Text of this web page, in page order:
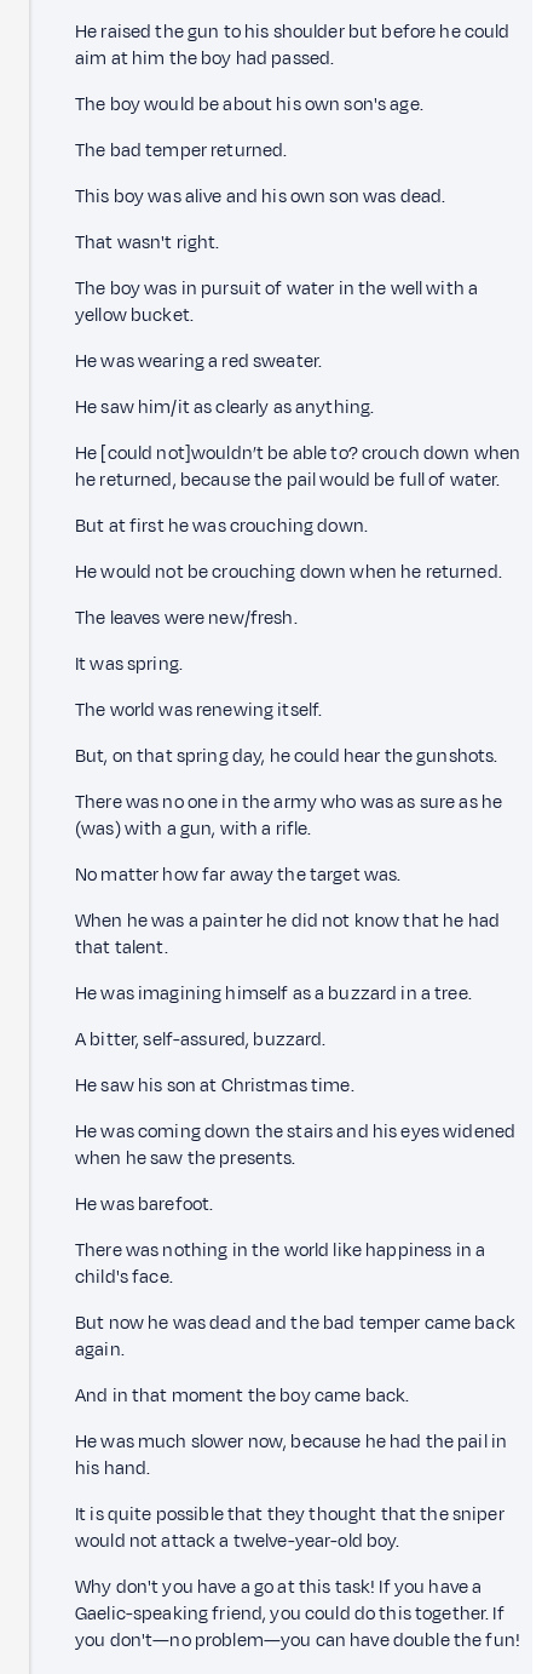
He raised the gun to his shoulder but before he could
aim at him the boy had passed.
The boy would be about his own son's age.
The bad temper returned.
This boy was alive and his own son was dead.
That wasn't right.
The boy was in pursuit of water in the well with a
yellow bucket.
He was wearing a red sweater.
He saw him/it as clearly as anything.
He [could not]wouldn’t be able to? crouch down when
he returned, because the pail would be full of water.
But at first he was crouching down.
He would not be crouching down when he returned.
The leaves were new/fresh.
It was spring.
The world was renewing itself.
But, on that spring day, he could hear the gunshots.
There was no one in the army who was as sure as he
(was) with a gun, with a rifle.
No matter how far away the target was.
When he was a painter he did not know that he had
that talent.
He was imagining himself as a buzzard in a tree.
A bitter, self-assured, buzzard.
He saw his son at Christmas time.
He was coming down the stairs and his eyes widened
when he saw the presents.
He was barefoot.
There was nothing in the world like happiness in a
child's face.
But now he was dead and the bad temper came back
again.
And in that moment the boy came back.
He was much slower now, because he had the pail in
his hand.
It is quite possible that they thought that the sniper
would not attack a twelve-year-old boy.
Why don't you have a go at this task! If you have a
Gaelic-speaking friend, you could do this together. If
you don't—no problem—you can have double the fun!